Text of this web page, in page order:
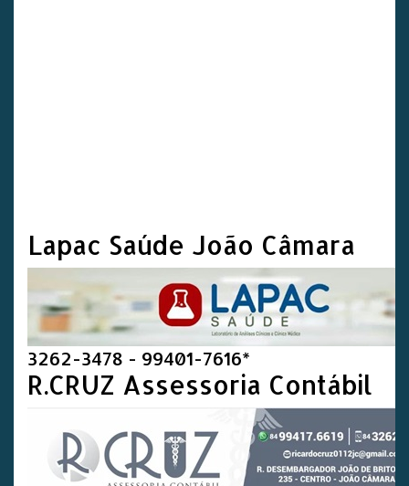
Lapac Saúde João Câmara
3262-3478 - 99401-7616*
R.CRUZ Assessoria Contábil